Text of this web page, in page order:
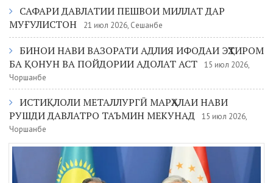
САФАРИ ДАВЛАТИИ ПЕШВОИ МИЛЛАТ ДАР
МУҒУЛИСТОН
21 июл 2026, Сешанбе
БИНОИ НАВИ ВАЗОРАТИ АДЛИЯ ИФОДАИ ЭҲТИРОМ
БА ҚОНУН ВА ПОЙДОРИИ АДОЛАТ АСТ
15 июл 2026,
Чоршанбе
ИСТИҚЛОЛИ МЕТАЛЛУРГӢ МАРҲАЛАИ НАВИ
РУШДИ ДАВЛАТРО ТАЪМИН МЕКУНАД
15 июл 2026,
Чоршанбе